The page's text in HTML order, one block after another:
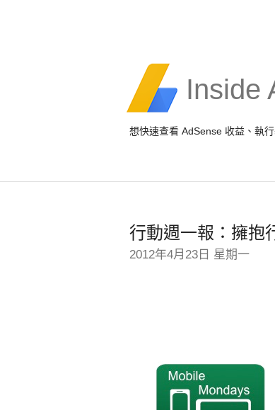
Inside
想快速查看 AdSense 收益、執
行動週一報：擁抱
2012年4月23日 星期一